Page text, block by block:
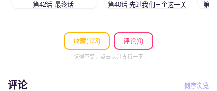
第42话 最终话- 第40话-先过我们三个这一关 第
收藏(123) 评论(0)
觉得不错，点击关注支持一下
评论 倒序浏览